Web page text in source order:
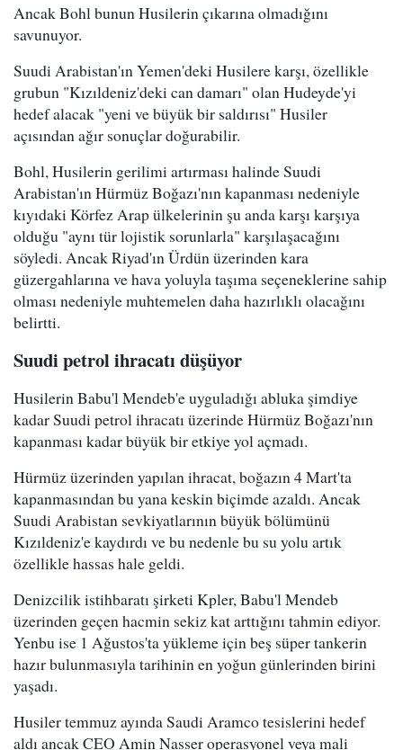
Ancak Bohl bunun Husilerin çıkarına olmadığını
savunuyor.
Suudi Arabistan'ın Yemen'deki Husilere karşı, özellikle
grubun "Kızıldeniz'deki can damarı" olan Hudeyde'yi
hedef alacak "yeni ve büyük bir saldırısı" Husiler
açısından ağır sonuçlar doğurabilir.
Bohl, Husilerin gerilimi artırması halinde Suudi
Arabistan'ın Hürmüz Boğazı'nın kapanması nedeniyle
kıyıdaki Körfez Arap ülkelerinin şu anda karşı karşıya
olduğu "aynı tür lojistik sorunlarla" karşılaşacağını
söyledi. Ancak Riyad'ın Ürdün üzerinden kara
güzergahlarına ve hava yoluyla taşıma seçeneklerine sahip
olması nedeniyle muhtemelen daha hazırlıklı olacağını
belirtti.
Suudi petrol ihracatı düşüyor
Husilerin Babu'l Mendeb'e uyguladığı abluka şimdiye
kadar Suudi petrol ihracatı üzerinde Hürmüz Boğazı'nın
kapanması kadar büyük bir etkiye yol açmadı.
Hürmüz üzerinden yapılan ihracat, boğazın 4 Mart'ta
kapanmasından bu yana keskin biçimde azaldı. Ancak
Suudi Arabistan sevkiyatlarının büyük bölümünü
Kızıldeniz'e kaydırdı ve bu nedenle bu su yolu artık
özellikle hassas hale geldi.
Denizcilik istihbaratı şirketi Kpler, Babu'l Mendeb
üzerinden geçen hacmin sekiz kat arttığını tahmin ediyor.
Yenbu ise 1 Ağustos'ta yükleme için beş süper tankerin
hazır bulunmasıyla tarihinin en yoğun günlerinden birini
yaşadı.
Husiler temmuz ayında Saudi Aramco tesislerini hedef
aldı ancak CEO Amin Nasser operasyonel veya mali